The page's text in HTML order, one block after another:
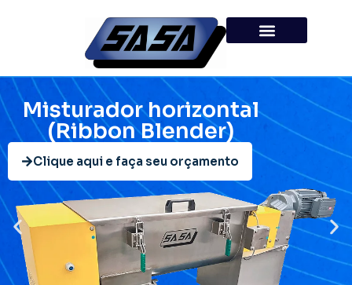
Misturador horizontal
(Ribbon Blender)
Clique aqui e faça seu orçamento